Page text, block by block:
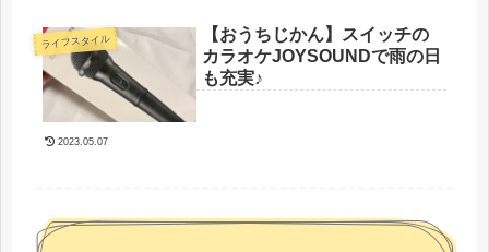
ライフスタイル
【おうちじかん】スイッチの
カラオケJOYSOUNDで雨の日
も充実♪
2023.05.07